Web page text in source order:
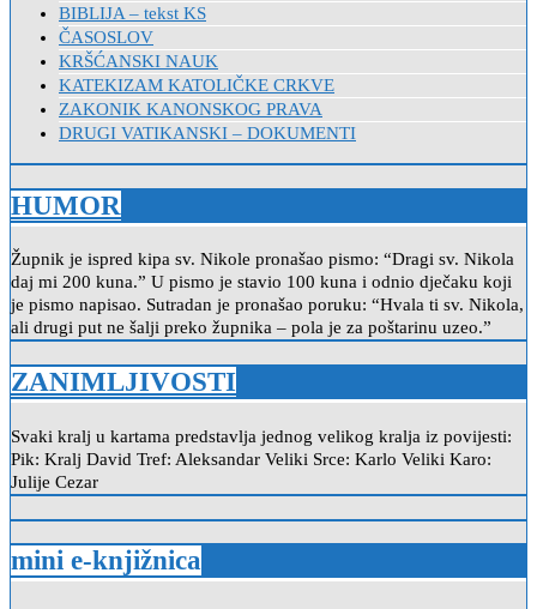
BIBLIJA – tekst KS
ČASOSLOV
KRŠĆANSKI NAUK
KATEKIZAM KATOLIČKE CRKVE
ZAKONIK KANONSKOG PRAVA
DRUGI VATIKANSKI – DOKUMENTI
HUMOR
Župnik je ispred kipa sv. Nikole pronašao pismo: “Dragi sv. Nikola
daj mi 200 kuna.” U pismo je stavio 100 kuna i odnio dječaku koji
je pismo napisao. Sutradan je pronašao poruku: “Hvala ti sv. Nikola,
ali drugi put ne šalji preko župnika – pola je za poštarinu uzeo.”
ZANIMLJIVOSTI
Svaki kralj u kartama predstavlja jednog velikog kralja iz povijesti:
Pik: Kralj David Tref: Aleksandar Veliki Srce: Karlo Veliki Karo:
Julije Cezar
mini e-knjižnica